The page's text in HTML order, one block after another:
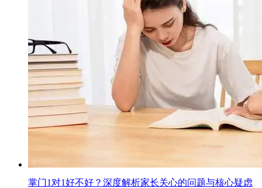
掌门1对1好不好？深度解析家长关心的问题与核心疑虑